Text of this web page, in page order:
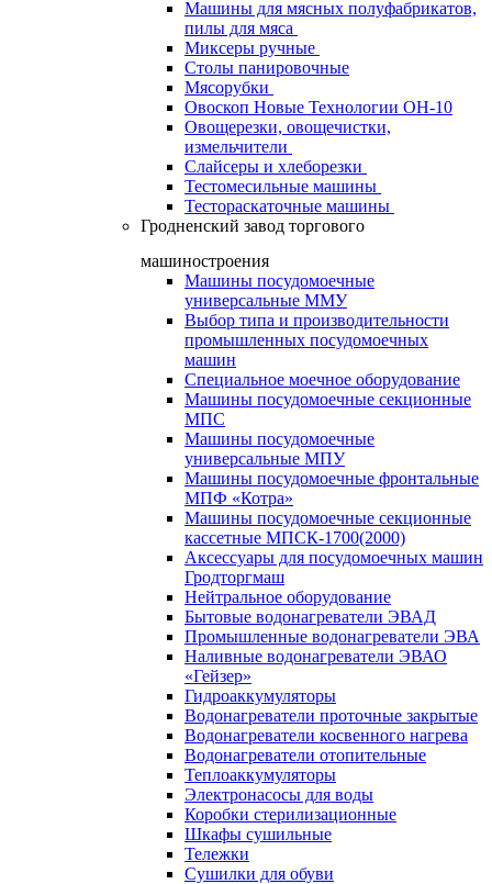
Машины для мясных полуфабрикатов,
пилы для мяса
Миксеры ручные
Столы панировочные
Мясорубки
Овоскоп Новые Технологии ОН-10
Овощерезки, овощечистки,
измельчители
Слайсеры и хлеборезки
Тестомесильные машины
Тестораскаточные машины
Гродненский завод торгового
машиностроения
Машины посудомоечные
универсальные ММУ
Выбор типа и производительности
промышленных посудомоечных
машин
Специальное моечное оборудование
Машины посудомоечные секционные
МПС
Машины посудомоечные
универсальные МПУ
Машины посудомоечные фронтальные
МПФ «Котра»
Машины посудомоечные секционные
кассетные МПСК-1700(2000)
Аксессуары для посудомоечных машин
Гродторгмаш
Нейтральное оборудование
Бытовые водонагреватели ЭВАД
Промышленные водонагреватели ЭВА
Наливные водонагреватели ЭВАО
«Гейзер»
Гидроаккумуляторы
Водонагреватели проточные закрытые
Водонагреватели косвенного нагрева
Водонагреватели отопительные
Теплоаккумуляторы
Электронасосы для воды
Коробки стерилизационные
Шкафы сушильные
Тележки
Сушилки для обуви